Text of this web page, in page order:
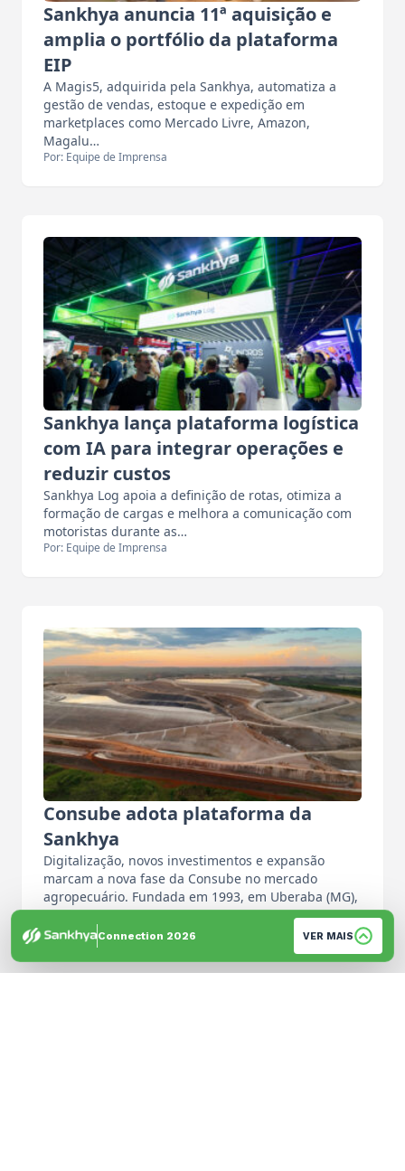
Sankhya anuncia 11ª aquisição e
amplia o portfólio da plataforma
EIP
A Magis5, adquirida pela Sankhya, automatiza a
gestão de vendas, estoque e expedição em
marketplaces como Mercado Livre, Amazon,
Magalu…
Por: Equipe de Imprensa
Sankhya lança plataforma logística
com IA para integrar operações e
reduzir custos
Sankhya Log apoia a definição de rotas, otimiza a
formação de cargas e melhora a comunicação com
motoristas durante as…
Por: Equipe de Imprensa
Consube adota plataforma da
Sankhya
Digitalização, novos investimentos e expansão
marcam a nova fase da Consube no mercado
agropecuário. Fundada em 1993, em Uberaba (MG),
…
Por: Equipe de Imprensa
Connection 2026 VER MAIS